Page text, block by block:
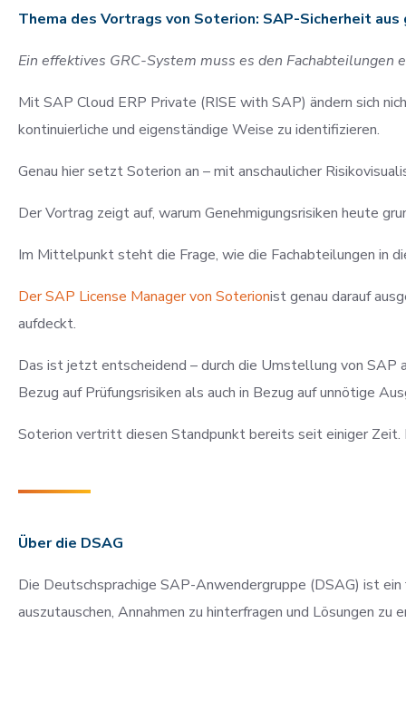
Thema des Vortrags von Soterion: SAP-Sicherheit
Ein effektives GRC-System muss es den
Mit SAP Cloud ERP Private (RISE with SAP) ändern sich
kontinuierliche und eigenständige Weise zu identifizieren.
Genau hier setzt Soterion an – mit anschaulicher
Der Vortrag zeigt auf, warum Genehmigungsrisiken heute
Im Mittelpunkt steht die Frage, wie die Fachabteilungen in
Der SAP License Manager von Soterionist genau darauf
aufdeckt.
Das ist jetzt entscheidend – durch die Umstellung von SAP
Bezug auf Prüfungsrisiken als auch in Bezug auf unnötige
Soterion vertritt diesen Standpunkt bereits seit einiger
Über die DSAG
Die Deutschsprachige SAP-Anwendergruppe (DSAG) ist
auszutauschen, Annahmen zu hinterfragen und Lösungen zu